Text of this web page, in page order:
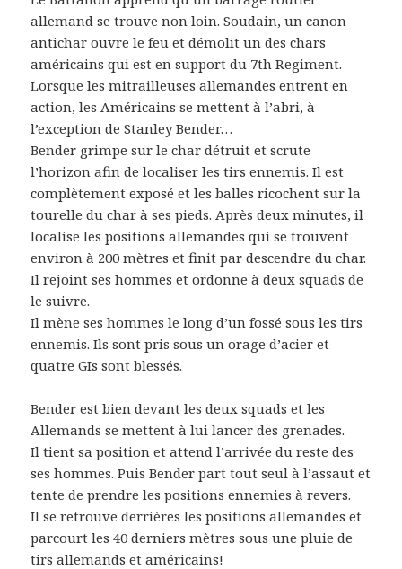
allemand se trouve non loin. Soudain, un canon
antichar ouvre le feu et démolit un des chars
américains qui est en support du 7th Regiment.
Lorsque les mitrailleuses allemandes entrent en
action, les Américains se mettent à l’abri, à
l’exception de Stanley Bender…
Bender grimpe sur le char détruit et scrute
l’horizon afin de localiser les tirs ennemis. Il est
complètement exposé et les balles ricochent sur la
tourelle du char à ses pieds. Après deux minutes, il
localise les positions allemandes qui se trouvent
environ à 200 mètres et finit par descendre du char.
Il rejoint ses hommes et ordonne à deux squads de
le suivre.
Il mène ses hommes le long d’un fossé sous les tirs
ennemis. Ils sont pris sous un orage d’acier et
quatre GIs sont blessés.
Bender est bien devant les deux squads et les
Allemands se mettent à lui lancer des grenades.
Il tient sa position et attend l’arrivée du reste des
ses hommes. Puis Bender part tout seul à l’assaut et
tente de prendre les positions ennemies à revers.
Il se retrouve derrières les positions allemandes et
parcourt les 40 derniers mètres sous une pluie de
tirs allemands et américains!